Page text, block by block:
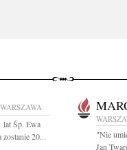
WARSZAWA
lat Śp. Ewa
zostanie 20...
"Nie
Jan